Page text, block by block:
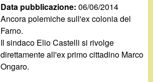
Data pubblicazione:06/06/2014
Ancora polemiche sull'ex colonia del
Farno.
Il sindaco Elio Castelli si rivolge
direttamente all'ex primo cittadino Marco
Ongaro.